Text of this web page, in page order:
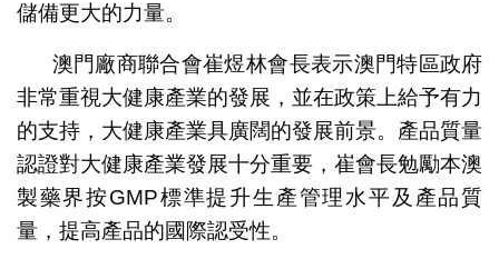
儲備更大的力量。
澳門廠商聯合會崔煜林會長表示澳門特區政府
非常重視大健康產業的發展，並在政策上給予有力
的支持，大健康產業具廣闊的發展前景。產品質量
認證對大健康產業發展十分重要，崔會長勉勵本澳
製藥界按GMP標準提升生產管理水平及產品質
量，提高產品的國際認受性。